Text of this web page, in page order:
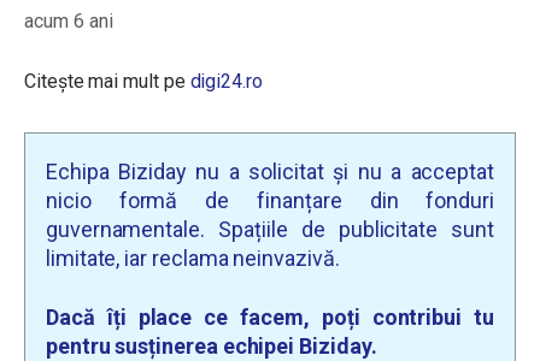
acum 6 ani
Citește mai mult pe digi24.ro
Echipa Biziday nu a solicitat și nu a acceptat
nicio formă de finanțare din fonduri
guvernamentale. Spațiile de publicitate sunt
limitate, iar reclama neinvazivă.
Dacă îți place ce facem, poți contribui tu
pentru susținerea echipei Biziday.